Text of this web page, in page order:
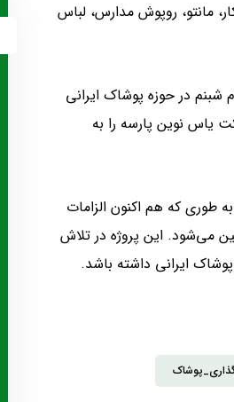
کار، مانتو، روپوش مدارس، لباس
تقویت نمانام شبنم در حوزه پوشاک ایرانی
یاس نوین پارسه را به
طوری که هم اکنون الزامات
می‌شود. این پروژه در تلاش
ایرانی داشته باشد.